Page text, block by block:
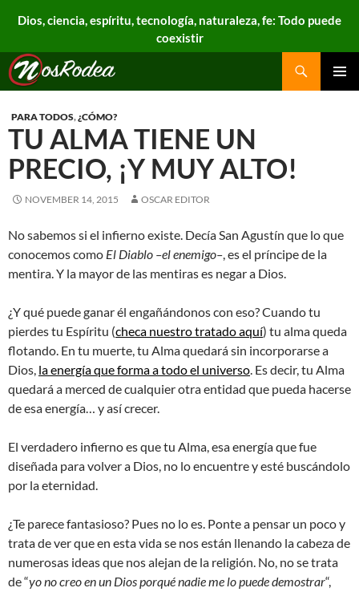
Dios, ciencia, espíritu, tecnología, naturaleza, fe: Todo puede
coexistir
Nos Rodea
Search
PARA TODOS,¿CÓMO?
TU ALMA TIENE UN
PRECIO, ¡Y MUY ALTO!
NOVEMBER 14, 2015 OSCAR EDITOR
No sabemos si el infierno existe. Decía San Agustín que lo que
conocemos como El Diablo –el enemigo–, es el príncipe de la
mentira. Y la mayor de las mentiras es negar a Dios.
¿Y qué puede ganar él engañándonos con eso? Cuando tu
pierdes tu Espíritu (checa nuestro tratado aquí) tu alma queda
flotando. En tu muerte, tu Alma quedará sin incorporarse a
Dios, la energía que forma a todo el universo. Es decir, tu Alma
quedará a merced de cualquier otra entidad que pueda hacerse
de esa energía… y así crecer.
El verdadero infierno es que tu Alma, esa energía que fue
diseñada para volver a Dios, no lo encuentre y esté buscándolo
por la eternidad.
¿Te parece fantasioso? Pues no lo es. Ponte a pensar un poco y
trata de ver que en esta vida se nos están llenando la cabeza de
numerosas ideas que nos alejan de la religión. No, no se trata
de “yo no creo en un Dios porqué nadie me lo puede demostrar“,